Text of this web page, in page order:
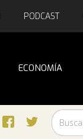
PODCAST
ECONOMÍA